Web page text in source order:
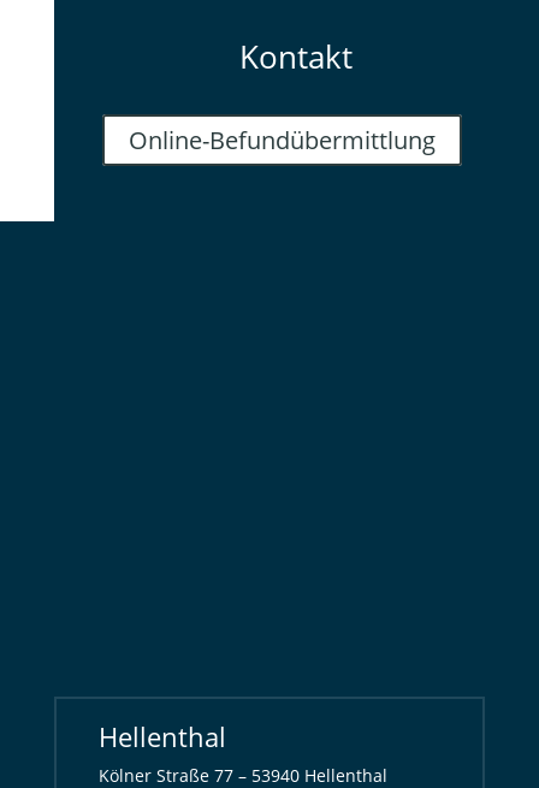
Kontakt
Online-Befundübermittlung
Hellenthal
Kölner Straße 77 – 53940 Hellenthal